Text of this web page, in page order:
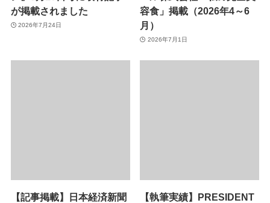
が掲載されました
2026年7月24日
容食」掲載（2026年4～6
月）
2026年7月1日
【記事掲載】日本経済新聞
【執筆実績】PRESIDENT